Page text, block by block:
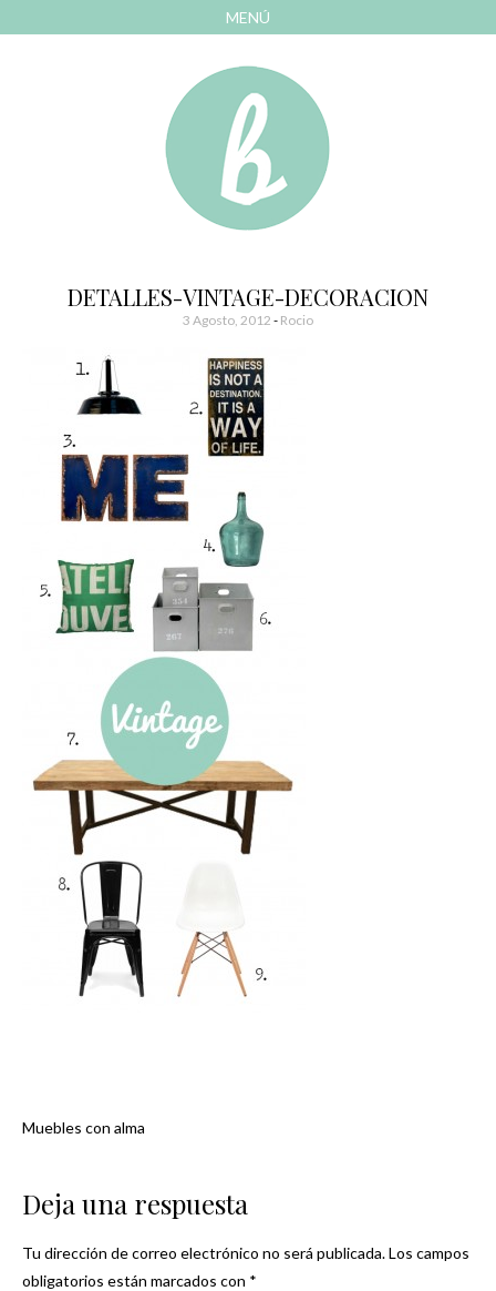
MENÚ
Bonitismos
DETALLES-VINTAGE-DECORACION
3 Agosto, 2012 - Rocio
Navegación
de
entradas
Muebles con alma
Deja una respuesta
Tu dirección de correo electrónico no será publicada.Los campos
obligatorios están marcados con *